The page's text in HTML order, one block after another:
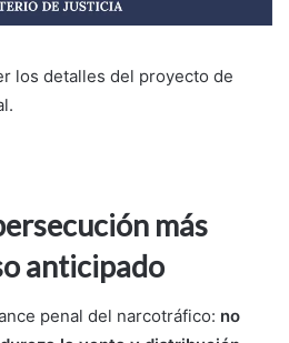
los detalles del proyecto de
más
anticipado
penal del narcotráfico: no